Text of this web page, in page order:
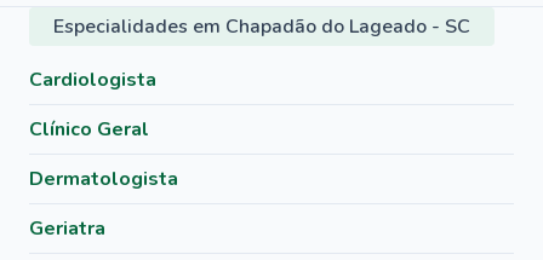
Especialidades em Chapadão do Lageado - SC
Cardiologista
Clínico Geral
Dermatologista
Geriatra